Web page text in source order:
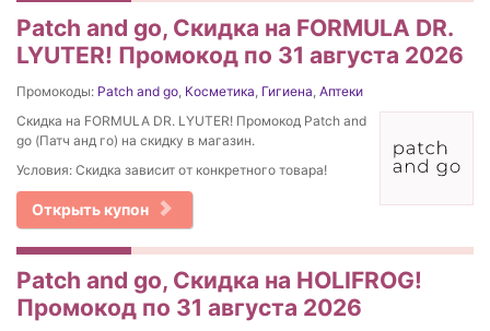
Patch and go, Скидка на FORMULA DR.
LYUTER! Промокод по 31 августа 2026
Промокоды: Patch and go, Косметика, Гигиена, Аптеки
Скидка на FORMULA DR. LYUTER! Промокод Patch and
go (Патч анд го) на скидку в магазин.
Условия: Скидка зависит от конкретного товара!
Открыть купон
Patch and go, Скидка на HOLIFROG!
Промокод по 31 августа 2026